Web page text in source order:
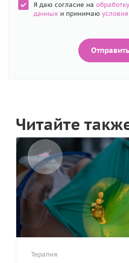
Я даю согласие на
данных и принимаю
Отправить
Читайте
Терапия